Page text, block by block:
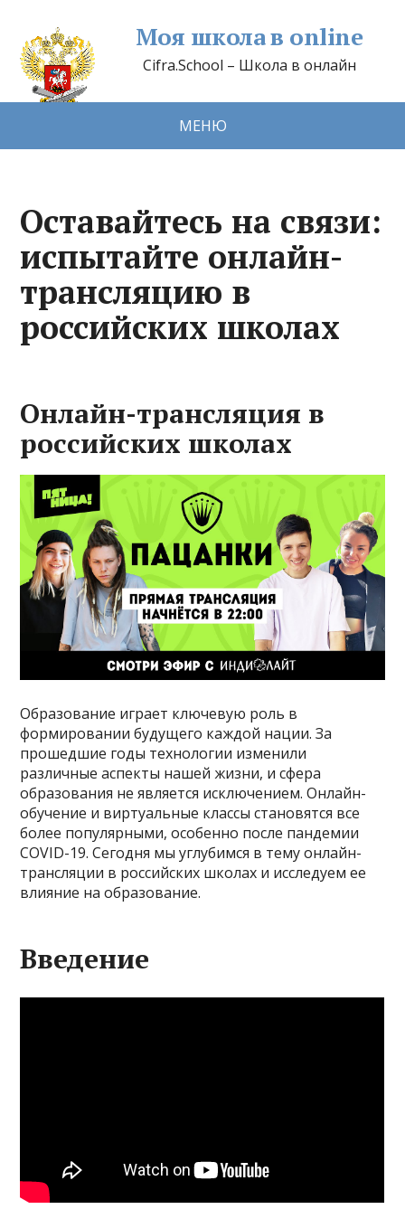
Моя школа в online
Cifra.School – Школа в онлайн
МЕНЮ
Оставайтесь на связи:
испытайте онлайн-
трансляцию в
российских школах
Онлайн-трансляция в
российских школах
Образование играет ключевую роль в
формировании будущего каждой нации. За
прошедшие годы технологии изменили
различные аспекты нашей жизни, и сфера
образования не является исключением. Онлайн-
обучение и виртуальные классы становятся все
более популярными, особенно после пандемии
COVID-19. Сегодня мы углубимся в тему онлайн-
трансляции в российских школах и исследуем ее
влияние на образование.
Введение